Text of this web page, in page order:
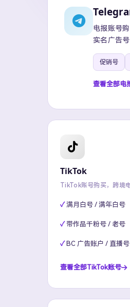
电报账号
实名广告
促销号
查看全部电
TikTok
TikTok账号购买，跨境
满月白号 / 满年白号
带作品千粉号 / 老号
BC 广告账户 / 直播号
查看全部TikTok账号